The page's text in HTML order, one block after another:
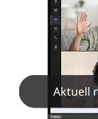
Aktuell